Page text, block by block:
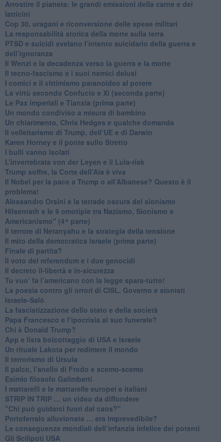
Arrostire il pianeta: le grandi emissioni della carne e dei
latticini
​Cop 30, uragani e riconversione delle spese militari
La responsabilità storica della morte sulla terra
PTSD e suicidi svelano l’intento suicidario della guerra e
dell’ignoranza
Il Wenzi e la decadenza verso la guerra e la morte
​Il tecno-fascismo e i suoi nemici delusi
​I comici e il vittimismo paranoideo al potere
​La virtù secondo Confucio e Xi (seconda parte)
Le Pax imperiali e Tianxia (prima parte)
Un mondo condiviso a misura di bambino
​Un chiarimento, Chris Hedges e qualche domanda
Il velleitarismo di Trump, dell’UE e di Darwin
​Karen Horney e il ponte sullo Stretto
​I bulli vanno isolati
L’invertebrata von der Leyen e il Lula-risk
Trump soffre, la Corte dell'Aia è viva
​Il Nobel per la pace a Trump o all’Albanese? Questo è il
problema!
​Alessandro Orsini e la tetrade oscura del sionismo
​Hilsenrath e le 9 omotipie tra Nazismo, Sionismo e
Americanismo" (4^ parte)
​Il terrore di Netanyahu e la strategia della tensione
Il mito della democratica Israele (prima parte)
​Finale di partita?
​Il voto del referendum e i due genocidi
Il decreto il-libertà e in-sicurezza
Tu vuo’ fa l’americano con la legge spara-tutto!
La poesia contro gli orrori di CISL, Governo e sionisti
Israele-Salò
​La fascistizzazione dello stato e della società
Papa Francesco e l’ipocrisia al suo funerale?
​Chi è Donald Trump?
App e lista boicottaggio di USA e Israele
​Un rituale Lakota per redimere il mondo
Il terrorismo di Ursula
​Il palco, l’anello di Frodo e scemo-scemo
Esimio filosofo Galimberti
​I mattarelli e le mattarelle europei e italiani
​STRIP IN TRIP … un video da diffondere
"Chi può guidarci fuori dal caos?"
​Portoferraio alluvionata … era imprevedibile?
Le conseguenze mondiali dell’infanzia infelice dei potenti
​Gli Scilipoti USA